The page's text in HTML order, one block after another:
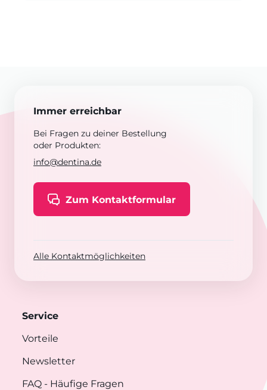
Immer erreichbar
Bei Fragen zu deiner Bestellung
oder Produkten:
info@dentina.de
Zum Kontaktformular
Alle Kontaktmöglichkeiten
Service
Vorteile
Newsletter
FAQ - Häufige Fragen